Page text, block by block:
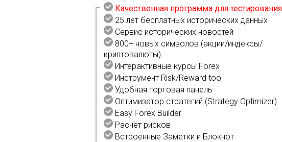
Качественная программа для тестирования
25 лет бесплатных исторических данных
Сервис исторических новостей
800+ новых символов (акции/индексы/
криптовалюты)
Интерактивные курсы Forex
Инструмент Risk/Reward tool
Удобная торговая панель
Оптимизатор стратегий (Strategy Optimizer)
Easy Forex Builder
Расчёт рисков
Встроенные Заметки и Блокнот